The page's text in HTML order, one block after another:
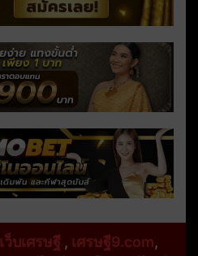
เว็บเศรษฐี, เศรษฐี9.com,